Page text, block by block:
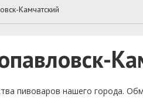
Камчатский
пивоваров нашего города.